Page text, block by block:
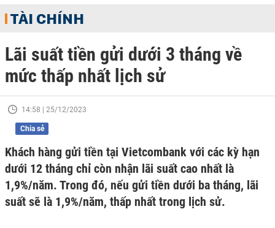
TÀI CHÍNH
Lãi suất tiền gửi dưới 3 tháng về
mức thấp nhất lịch sử
14:58 | 25/12/2023
Chia sẻ
Khách hàng gửi tiền tại Vietcombank với các kỳ hạn
dưới 12 tháng chỉ còn nhận lãi suất cao nhất là
1,9%/năm. Trong đó, nếu gửi tiền dưới ba tháng, lãi
suất sẽ là 1,9%/năm, thấp nhất trong lịch sử.